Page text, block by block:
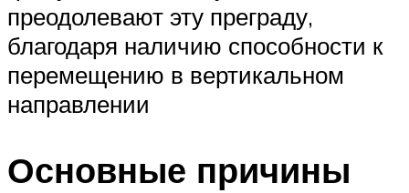
преодолевают эту преграду,
благодаря наличию способности к
перемещению в вертикальном
направлении
Основные причины